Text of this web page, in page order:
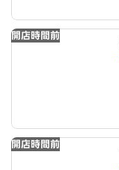
開店時間前
開店時間前